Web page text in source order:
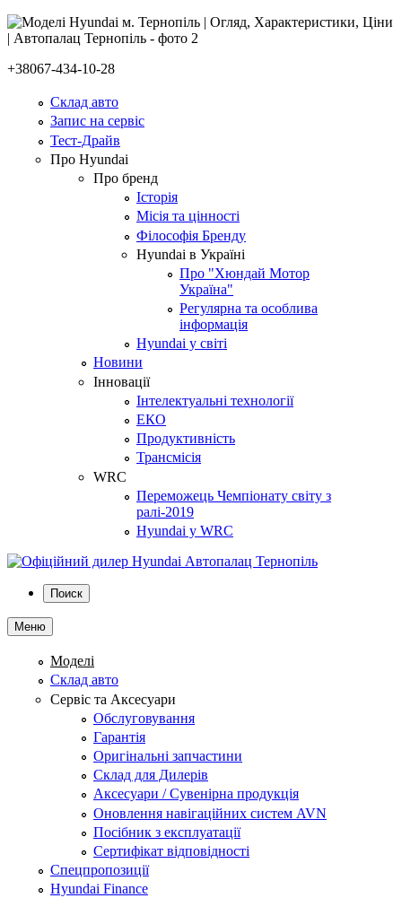
+38067-434-10-28
Склад авто
Запис на сервіс
Тест-Драйв
Про Hyundai
Про бренд
Історія
Місія та цінності
Філософія Бренду
Hyundai в Україні
Про "Хюндай Мотор
Україна"
Регулярна та особлива
інформація
Hyundai у світі
Новини
Інновації
Інтелектуальні технології
ЕКО
Продуктивність
Трансмісія
WRC
Переможець Чемпіонату світу з
ралі-2019
Hyundai у WRC
Поиск
Меню
Моделі
Склад авто
Сервіс та Аксесуари
Обслуговування
Гарантія
Оригінальні запчастини
Склад для Дилерів
Аксесуари / Сувенірна продукція
Оновлення навігаційних систем AVN
Посібник з експлуатації
Сертифікат відповідності
Спецпропозиції
Hyundai Finance